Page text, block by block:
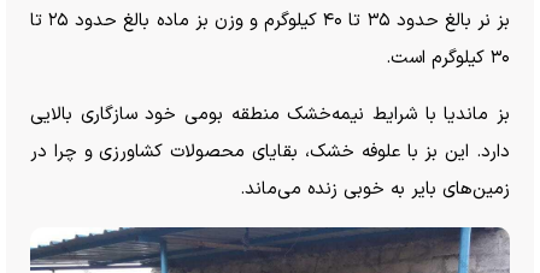
بز نر بالغ حدود ۳۵ تا ۴۰ کیلوگرم و وزن بز ماده بالغ حدود ۲۵ تا
۳۰ کیلوگرم است.
بز ماندیا با شرایط نیمه‌خشک منطقه بومی خود سازگاری بالایی
دارد. این بز با علوفه خشک، بقایای محصولات کشاورزی و چرا در
زمین‌های بایر به خوبی زنده می‌ماند.